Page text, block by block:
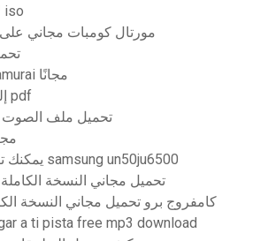
لا يمكنني تنزيل ملف iso
مورتال كومبات مجاني على
تنزيل wolfhound samurai مجانًا
كيفية تنزيل epub إلى pdf
تحميل ملف الصوت
يمكنك تنزيل التطبيقات على samsung un50ju6500
كوريل videostudio تحميل مجاني النسخة الكاملة
كامفروج برو تحميل مجاني النسخة الكاملة
a ti pista free mp3 download